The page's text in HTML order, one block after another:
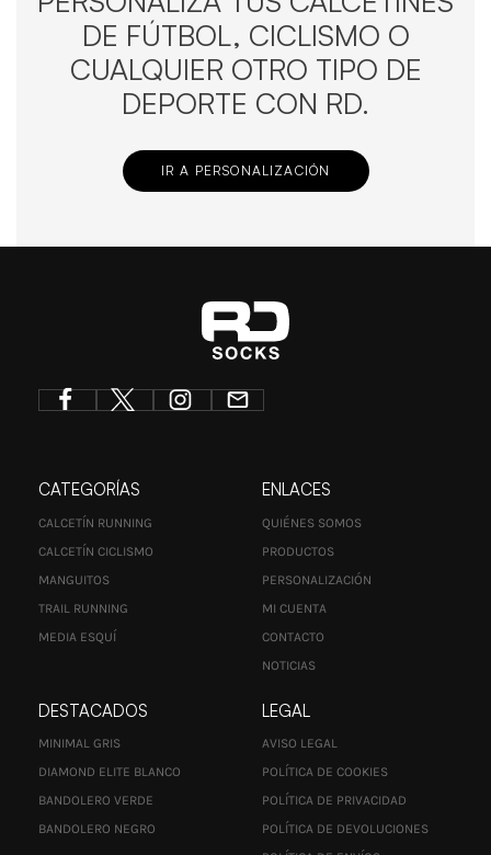
DE FÚTBOL, CICLISMO O
CUALQUIER OTRO TIPO DE
DEPORTE CON RD.
IR A PERSONALIZACIÓN
CATEGORÍAS
CALCETÍN RUNNING
CALCETÍN CICLISMO
MANGUITOS
TRAIL RUNNING
MEDIA ESQUÍ
ENLACES
QUIÉNES SOMOS
PRODUCTOS
PERSONALIZACIÓN
MI CUENTA
CONTACTO
NOTICIAS
DESTACADOS
MINIMAL GRIS
DIAMOND ELITE BLANCO
BANDOLERO VERDE
BANDOLERO NEGRO
LEGAL
AVISO LEGAL
POLÍTICA DE COOKIES
POLÍTICA DE PRIVACIDAD
POLÍTICA DE DEVOLUCIONES